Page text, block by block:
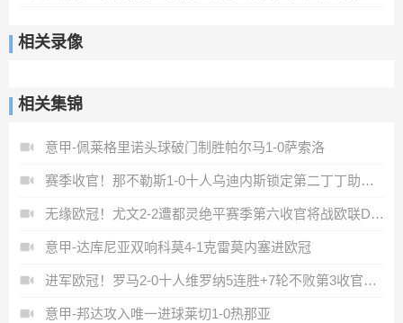
相关录像
相关集锦
意甲-佩莱格里诺头球破门制胜帕尔马1-0萨索洛
赛季收官！那不勒斯1-0十人乌迪内斯锁定第二丁丁助攻霍伊伦制胜
无缘欧冠！尤文2-2遭都灵绝平赛季第六收官将战欧联DV9双响
意甲-达库尼亚双响科莫4-1克雷莫内塞进欧冠
进军欧冠！罗马2-0十人维罗纳5连胜+7轮不败第3收官迪巴拉2助攻
意甲-邦达攻入唯一进球莱切1-0热那亚